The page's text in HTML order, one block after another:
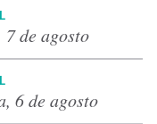
de agosto
6 de agosto